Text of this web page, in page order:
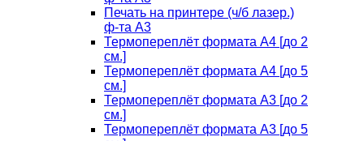
Печать на принтере (ч/б лазер.)
ф-та А3
Термопереплёт формата А4 [до 2
см.]
Термопереплёт формата А4 [до 5
см.]
Термопереплёт формата А3 [до 2
см.]
Термопереплёт формата А3 [до 5